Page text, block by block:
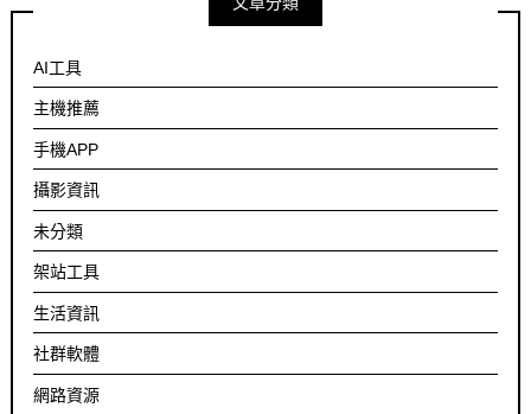
AI工具
主機推薦
手機APP
攝影資訊
未分類
架站工具
生活資訊
社群軟體
網路資源